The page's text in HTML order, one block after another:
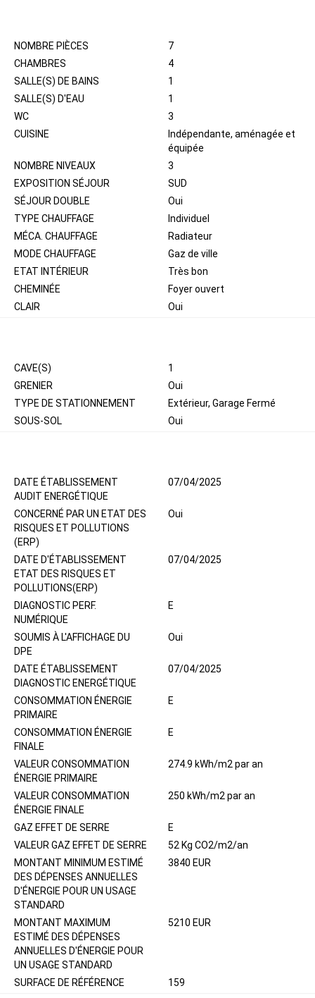
NOMBRE PIÈCES
7
CHAMBRES
4
SALLE(S) DE BAINS
1
SALLE(S) D'EAU
1
WC
3
CUISINE
Indépendante, aménagée et
équipée
NOMBRE NIVEAUX
3
EXPOSITION SÉJOUR
SUD
SÉJOUR DOUBLE
Oui
TYPE CHAUFFAGE
Individuel
MÉCA. CHAUFFAGE
Radiateur
MODE CHAUFFAGE
Gaz de ville
ETAT INTÉRIEUR
Très bon
CHEMINÉE
Foyer ouvert
CLAIR
Oui
CAVE(S)
1
GRENIER
Oui
TYPE DE STATIONNEMENT
Extérieur, Garage Fermé
SOUS-SOL
Oui
DATE ÉTABLISSEMENT
AUDIT ENERGÉTIQUE
07/04/2025
CONCERNÉ PAR UN ETAT DES
RISQUES ET POLLUTIONS
(ERP)
Oui
DATE D'ÉTABLISSEMENT
ETAT DES RISQUES ET
POLLUTIONS(ERP)
07/04/2025
DIAGNOSTIC PERF.
NUMÉRIQUE
E
SOUMIS À L'AFFICHAGE DU
DPE
Oui
DATE ÉTABLISSEMENT
DIAGNOSTIC ENERGÉTIQUE
07/04/2025
CONSOMMATION ÉNERGIE
PRIMAIRE
E
CONSOMMATION ÉNERGIE
FINALE
E
VALEUR CONSOMMATION
ÉNERGIE PRIMAIRE
274.9 kWh/m2 par an
VALEUR CONSOMMATION
ÉNERGIE FINALE
250 kWh/m2 par an
GAZ EFFET DE SERRE
E
VALEUR GAZ EFFET DE SERRE
52 Kg CO2/m2/an
MONTANT MINIMUM ESTIMÉ
DES DÉPENSES ANNUELLES
D'ÉNERGIE POUR UN USAGE
STANDARD
3840 EUR
MONTANT MAXIMUM
ESTIMÉ DES DÉPENSES
ANNUELLES D'ÉNERGIE POUR
UN USAGE STANDARD
5210 EUR
SURFACE DE RÉFÉRENCE 159